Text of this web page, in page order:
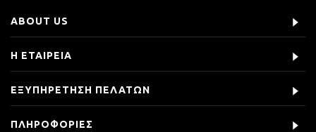
ABOUT US
Η ΕΤΑΙΡΕΙΑ
ΕΞΥΠΗΡΕΤΗΣΗ ΠΕΛΑΤΩΝ
ΠΛΗΡΟΦΟΡΙΕΣ